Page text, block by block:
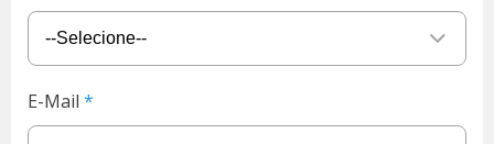
E-Mail